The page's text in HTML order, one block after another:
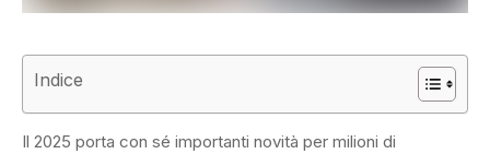
Indice
Il 2025 porta con sé importanti novità per milioni di